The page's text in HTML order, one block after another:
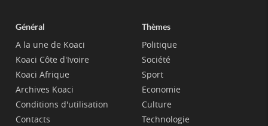
Général
A la une de Koaci
Koaci Côte d'Ivoire
Koaci Afrique
Archives Koaci
Conditions d'utilisation
Contacts
Thèmes
Politique
Société
Sport
Economie
Culture
Technologie